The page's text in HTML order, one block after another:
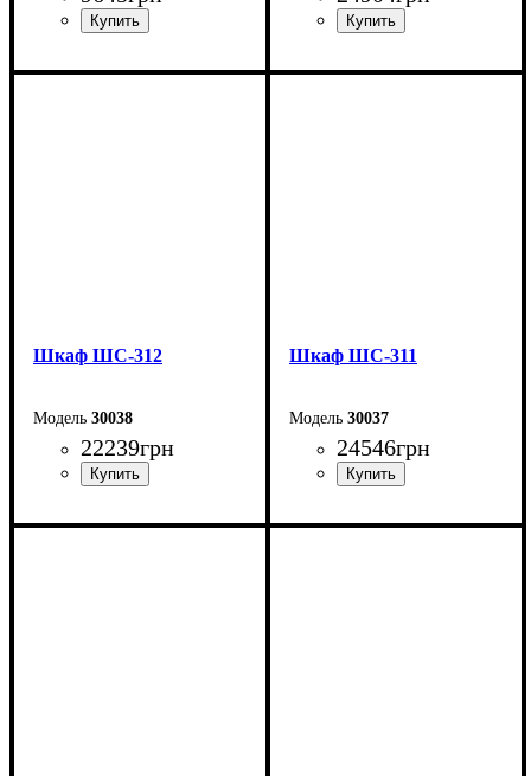
Ширина: 135 см
Ширина: 200 см
Шкаф ШС-312
30038
22239грн
Ширина: 200 см
Шкаф ШС-311
30037
24546грн
Ширина: 200 см